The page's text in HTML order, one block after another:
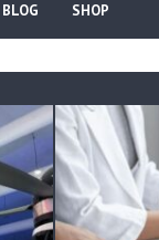
BLOG SHOP